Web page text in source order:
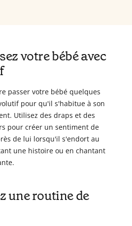
votre bébé avec
passer votre bébé quelques
pour qu'il s'habitue à son
Utilisez des draps et des
pour créer un sentiment de
de lui lorsqu'il s'endort au
une histoire ou en chantant
une routine de